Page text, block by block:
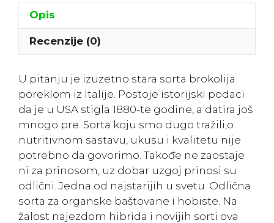
Opis
Recenzije (0)
U pitanju je izuzetno stara sorta brokolija
poreklom iz Italije. Postoje istorijski podaci
da je u USA stigla 1880-te godine, a datira još
mnogo pre. Sorta koju smo dugo tražili,o
nutritivnom sastavu, ukusu i kvalitetu nije
potrebno da govorimo. Takođe ne zaostaje
ni za prinosom, uz dobar uzgoj prinosi su
odlični. Jedna od najstarijih u svetu. Odlična
sorta za organske baštovane i hobiste. Na
žalost najezdom hibrida i novijih sorti ova